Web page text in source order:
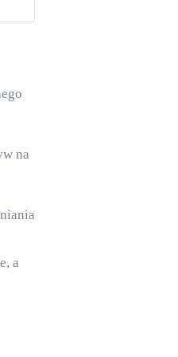
na
a